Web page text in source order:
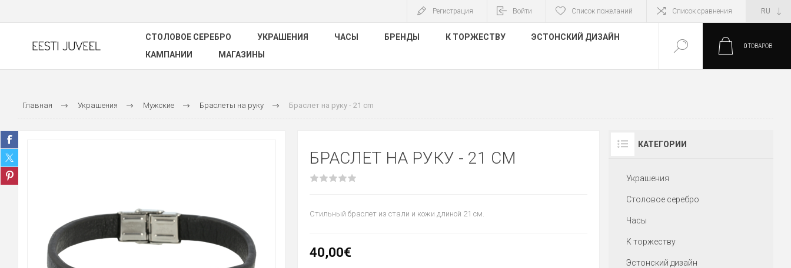
Регистрация Войти Список пожеланий Список сравнения
СТОЛОВОЕ СЕРЕБРО УКРАШЕНИЯ ЧАСЫ БРЕНДЫ К ТОРЖЕСТВУ
ЭСТОНСКИЙ ДИЗАЙН
КАМПАНИИ
МАГАЗИНЫ
0ТОВАРОВ
Главная Украшения Мужские Браслеты на руку Браслет на руку - 21 cm
БРАСЛЕТ НА РУКУ - 21 CM
Стильный браслет из стали и кожи длиной 21 см.
40,00€
КАТЕГОРИИ
Украшения
Столовое серебро
Часы
К торжеству
Эстонский дизайн